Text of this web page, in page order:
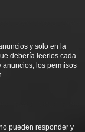
y solo en la
debería leerlos cada
anuncios, los permisos
pueden responder y